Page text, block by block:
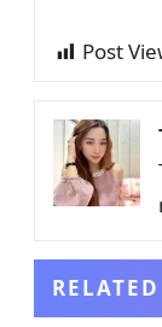
Post